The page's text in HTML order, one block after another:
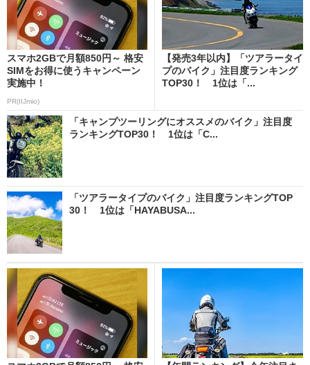
スマホ2GBで月額850円～ 格安
SIMをお得に使うキャンペーン
実施中！
PR(IIJmio)
【発売3年以内】「ツアラータイ
プのバイク」注目度ランキング
TOP30！ 1位は「...
「キャンプツーリングにオススメのバイク」注目度
ランキングTOP30！ 1位は「C...
「ツアラータイプのバイク」注目度ランキングTOP
30！ 1位は「HAYABUSA...